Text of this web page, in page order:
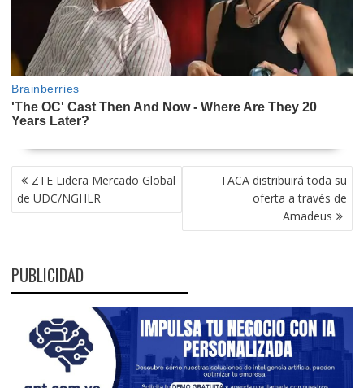
NAVEGACIÓN
DE
ENTRADAS
ZTE Lidera Mercado Global
de UDC/NGHLR
TACA distribuirá toda su
oferta a través de
Amadeus
PUBLICIDAD